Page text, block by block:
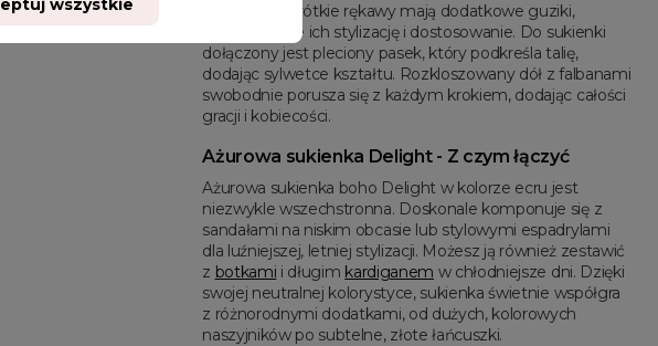
preferencji. Krótkie rękawy mają dodatkowe guziki,
umożliwiające ich stylizację i dostosowanie. Do sukienki
dołączony jest pleciony pasek, który podkreśla talię,
dodając sylwetce kształtu. Rozkloszowany dół z falbanami
swobodnie porusza się z każdym krokiem, dodając całości
gracji i kobiecości.
Ażurowa sukienka Delight - Z czym łączyć
Ażurowa sukienka boho Delight w kolorze ecru jest
niezwykle wszechstronna. Doskonale komponuje się z
sandałami na niskim obcasie lub stylowymi espadrylami
dla luźniejszej, letniej stylizacji. Możesz ją również zestawić
z botkami i długim kardiganem w chłodniejsze dni. Dzięki
swojej neutralnej kolorystyce, sukienka świetnie współgra
z różnorodnymi dodatkami, od dużych, kolorowych
naszyjników po subtelne, złote łańcuszki.
wszystkie